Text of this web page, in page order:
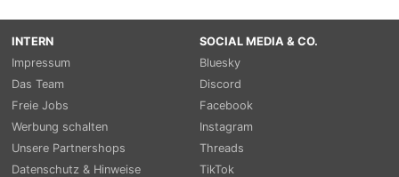
INTERN
Impressum
Das Team
Freie Jobs
Werbung schalten
Unsere Partnershops
Datenschutz & Hinweise
SOCIAL MEDIA & CO.
Bluesky
Discord
Facebook
Instagram
Threads
TikTok